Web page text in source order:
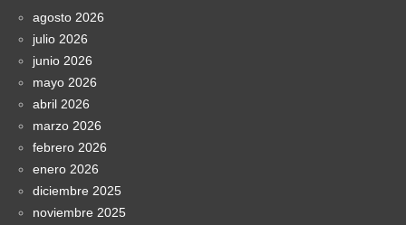
agosto 2026
julio 2026
junio 2026
mayo 2026
abril 2026
marzo 2026
febrero 2026
enero 2026
diciembre 2025
noviembre 2025